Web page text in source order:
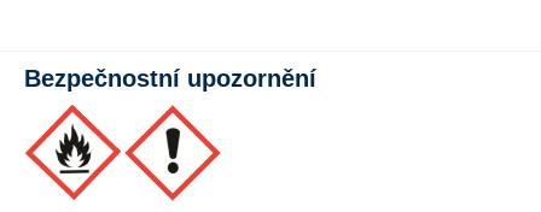
Bezpečnostní upozornění